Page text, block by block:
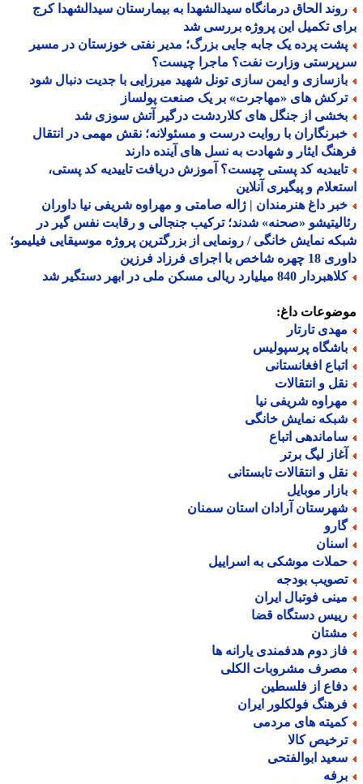
الحاق درمانگاه سیدالشهدا به بیمارستان سیدالشهدا کرج
تکمیل این پروژه بررسی شد
پرده یک جابه جایی بزرگ؛ مدیر نفتی خوزستان در مسیر
وزارت نفت؟ ماجرا چیست؟
و ایمن سازی تونل شهید میرزایی با جدیت دنبال شود
های «مهاجرت» بر یک صنعت پولساز
از جنگل های کلاردشت درگیر آتش سوزی شد
با روایت درست و مسئولانه؛ نقش مهمی در انتقال
ایثار و شهادت به نسل های آینده دارند
کد پستی چیست؟ آموزش دریافت تاییدیه کد پستی،
و پیگیری آنلاین
داغ هنرمندان | ژاله صامتی و مهراوه شریفی نیا داوران
«صحنه» شدند؛ ترکیب جنجالی و رقابت نفس گیر در
نمایش خانگی / رونمایی از بزرگترین پروژه موسیقایی فیلیمو؛
با اجرای فرزاد فرزین
840 میلیارد ریالی مسکن ملی در ابهر دستگیر شد
داغ:
تارتار
پرسپولیس
افغانستانی
و انتقالات
شریفی نیا
نمایش خانگی
اتباع
لیگ برتر
و انتقالات تابستانی
موبایل
آرادان استان سمنان
موشکی به اسراییل
بودجه
فوتبال ایران
دستگاه قضا
دوم هدفمندی یارانه ها
مشروبات الکلی
از فلسطین
فولکلور ایران
های مردمی
کالا
ابوالفتحی